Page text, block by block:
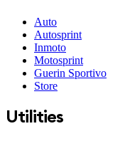
Auto
Autosprint
Inmoto
Motosprint
Guerin Sportivo
Store
Utilities